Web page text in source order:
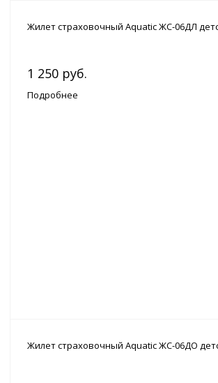
Жилет страховочный Aquatic ЖС-06ДЛ
1 250 руб.
Подробнее
Жилет страховочный Aquatic ЖС-06ДО